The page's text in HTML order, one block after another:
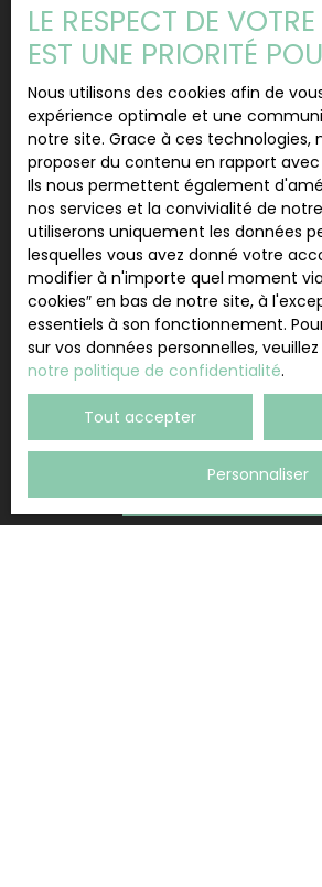
J'accepte le traitement de mes
personnelles conformément au
souhaitez pas faire l'objet de
commerciale par voie
vous inscrire gratuitement sur
au démarchage téléphonique,
L223-1 du code de la
Internet www.bloctel.gouv.fr ou
adressé à :
Société Worldline, Service Bloctel,
BLOIS CEDEX.
Pour en savoir plus sur le
données personnelles, veuillez
politique de confidentialité
Recevoir des
LE RESPECT DE
EST UNE PRIORITÉ
Nous utilisons des cookies afin de
expérience optimale et une
notre site. Grace à ces technologies,
proposer du contenu en rapport
Ils nous permettent également
nos services et la convivialité de
utiliserons uniquement les données
lesquelles vous avez donné votre
modifier à n'importe quel moment via
cookies″ en bas de notre site, à
essentiels à son fonctionnement.
sur vos données personnelles,
notre politique de confidentialité.
Tout accepter
Personnaliser